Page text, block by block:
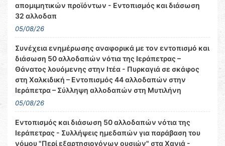
απομιμητικών προϊόντων - Εντοπισμός και διάσωση
32 αλλοδαπ
05/08/26
Συνέχεια ενημέρωσης αναφορικά με τον εντοπισμό και
διάσωση 50 αλλοδαπών νότια της Ιεράπετρας –
Θάνατος λουόμενης στην Ιτέα - Πυρκαγιά σε σκάφος
στη Χαλκιδική – Εντοπισμός 44 αλλοδαπών στην
Ιεράπετρα – Σύλληψη αλλοδαπών στη Μυτιλήνη
05/08/26
Εντοπισμός και διάσωση 50 αλλοδαπών νότια της
Ιεράπετρας - Συλλήψεις ημεδαπών για παράβαση του
νόμου "Περί εξαρτησιογόνων ουσιών" στα Χανιά -